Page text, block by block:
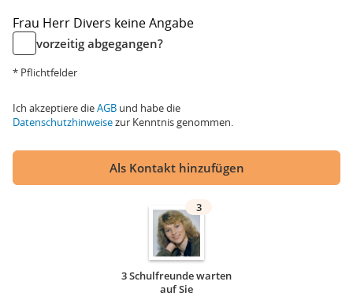
Frau Herr Divers keine Angabe
vorzeitig abgegangen?
* Pflichtfelder
Ich akzeptiere dieAGB und habe die
Datenschutzhinweisezur Kenntnis genommen.
Als Kontakt hinzufügen
3
3 Schulfreunde warten
auf Sie